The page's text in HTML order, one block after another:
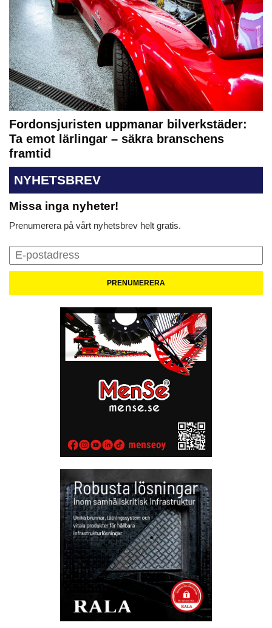
Fordonsjuristen uppmanar bilverkstäder:
Ta emot lärlingar – säkra branschens
framtid
NYHETSBREV
Missa inga nyheter!
Prenumerera på vårt nyhetsbrev helt gratis.